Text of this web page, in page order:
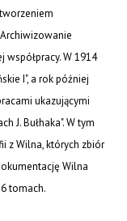
W 1914
I", a rok później
ukazującymi
J. Bułhaka". W tym
z Wilna, których zbiór
Wilna
tomach.